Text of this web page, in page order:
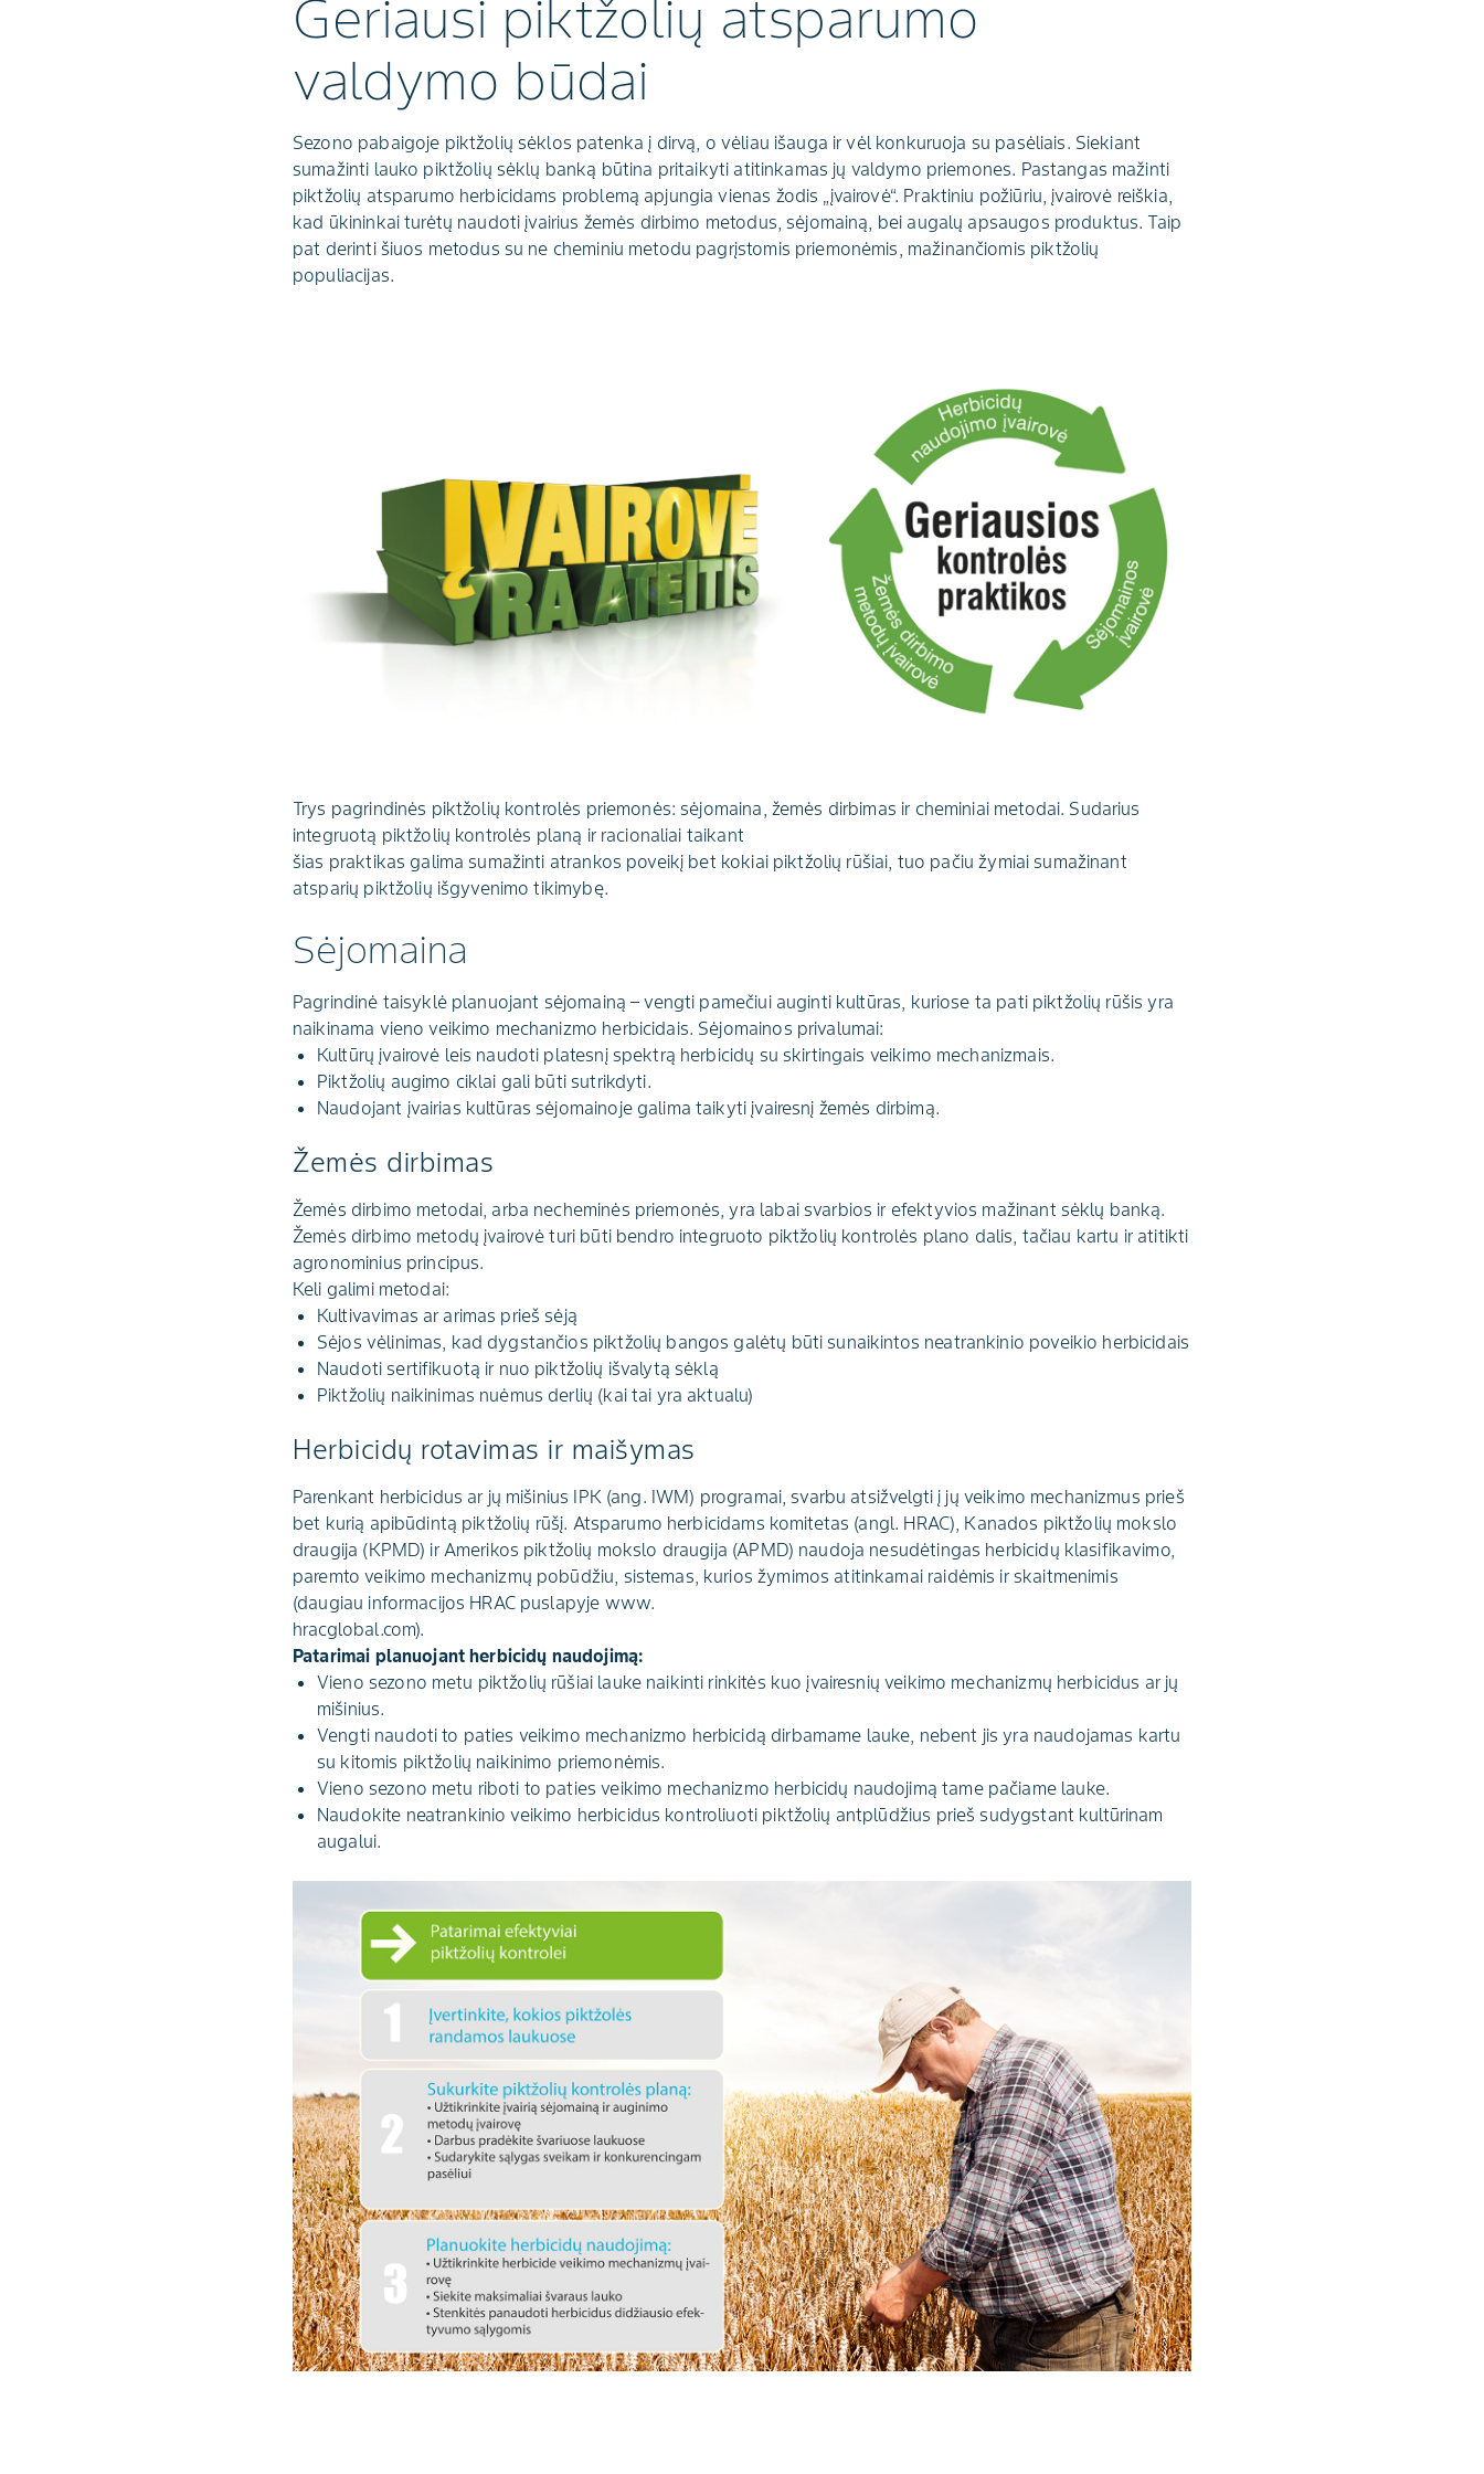
Geriausi piktžolių atsparumo
valdymo būdai
Sezono pabaigoje piktžolių sėklos patenka į dirvą, o vėliau išauga ir vėl konkuruoja su pasėliais. Siekiant
sumažinti lauko piktžolių sėklų banką būtina pritaikyti atitinkamas jų valdymo priemones. Pastangas mažinti
piktžolių atsparumo herbicidams problemą apjungia vienas žodis „įvairovė“. Praktiniu požiūriu, įvairovė reiškia,
kad ūkininkai turėtų naudoti įvairius žemės dirbimo metodus, sėjomainą, bei augalų apsaugos produktus. Taip
pat derinti šiuos metodus su ne cheminiu metodu pagrįstomis priemonėmis, mažinančiomis piktžolių
populiacijas.
Trys pagrindinės piktžolių kontrolės priemonės: sėjomaina, žemės dirbimas ir cheminiai metodai. Sudarius
integruotą piktžolių kontrolės planą ir racionaliai taikant
šias praktikas galima sumažinti atrankos poveikį bet kokiai piktžolių rūšiai, tuo pačiu žymiai sumažinant
atsparių piktžolių išgyvenimo tikimybę.
Sėjomaina
Pagrindinė taisyklė planuojant sėjomainą – vengti pamečiui auginti kultūras, kuriose ta pati piktžolių rūšis yra
naikinama vieno veikimo mechanizmo herbicidais. Sėjomainos privalumai:
Kultūrų įvairovė leis naudoti platesnį spektrą herbicidų su skirtingais veikimo mechanizmais.
Piktžolių augimo ciklai gali būti sutrikdyti.
Naudojant įvairias kultūras sėjomainoje galima taikyti įvairesnį žemės dirbimą.
Žemės dirbimas
Žemės dirbimo metodai, arba necheminės priemonės, yra labai svarbios ir efektyvios mažinant sėklų banką.
Žemės dirbimo metodų įvairovė turi būti bendro integruoto piktžolių kontrolės plano dalis, tačiau kartu ir atitikti
agronominius principus.
Keli galimi metodai:
Kultivavimas ar arimas prieš sėją
Sėjos vėlinimas, kad dygstančios piktžolių bangos galėtų būti sunaikintos neatrankinio poveikio herbicidais
Naudoti sertifikuotą ir nuo piktžolių išvalytą sėklą
Piktžolių naikinimas nuėmus derlių (kai tai yra aktualu)
Herbicidų rotavimas ir maišymas
Parenkant herbicidus ar jų mišinius IPK (ang. IWM) programai, svarbu atsižvelgti į jų veikimo mechanizmus prieš
bet kurią apibūdintą piktžolių rūšį. Atsparumo herbicidams komitetas (angl. HRAC), Kanados piktžolių mokslo
draugija (KPMD) ir Amerikos piktžolių mokslo draugija (APMD) naudoja nesudėtingas herbicidų klasifikavimo,
paremto veikimo mechanizmų pobūdžiu, sistemas, kurios žymimos atitinkamai raidėmis ir skaitmenimis
(daugiau informacijos HRAC puslapyje www.
hracglobal.com).
Patarimai planuojant herbicidų naudojimą:
Vieno sezono metu piktžolių rūšiai lauke naikinti rinkitės kuo įvairesnių veikimo mechanizmų herbicidus ar jų
mišinius.
Vengti naudoti to paties veikimo mechanizmo herbicidą dirbamame lauke, nebent jis yra naudojamas kartu
su kitomis piktžolių naikinimo priemonėmis.
Vieno sezono metu riboti to paties veikimo mechanizmo herbicidų naudojimą tame pačiame lauke.
Naudokite neatrankinio veikimo herbicidus kontroliuoti piktžolių antplūdžius prieš sudygstant kultūrinam
augalui.